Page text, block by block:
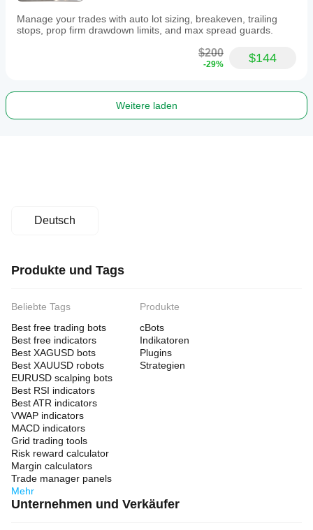
Manage your trades with auto lot sizing, breakeven, trailing
stops, prop firm drawdown limits, and max spread guards.
$200
-29% $144
Weitere laden
Deutsch
Produkte und Tags
Beliebte Tags
Best free trading bots
Best free indicators
Best XAGUSD bots
Best XAUUSD robots
EURUSD scalping bots
Best RSI indicators
Best ATR indicators
VWAP indicators
MACD indicators
Grid trading tools
Risk reward calculator
Margin calculators
Trade manager panels
Mehr
Produkte
cBots
Indikatoren
Plugins
Strategien
Unternehmen und Verkäufer